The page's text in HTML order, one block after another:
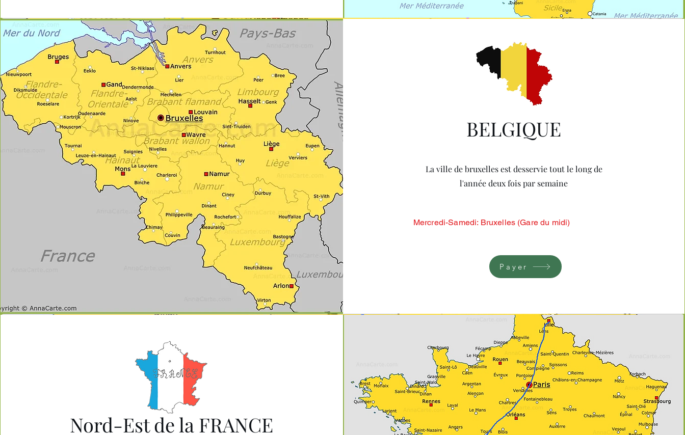
BELGIQUE
La ville de bruxelles est desservie tout le long de
l'année deux fois par semaine
Mercredi-Samedi: Bruxelles (Gare du midi)
Payer
Nord-Est de la FRANCE